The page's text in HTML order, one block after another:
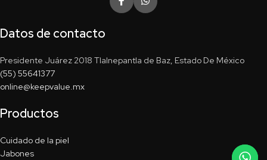
Datos de contacto
Presidente Juárez 2018 Tlalnepantla de Baz, Estado De México
(55) 55641377
online@keepvalue.mx
Productos
Cuidado de la piel
Jabones